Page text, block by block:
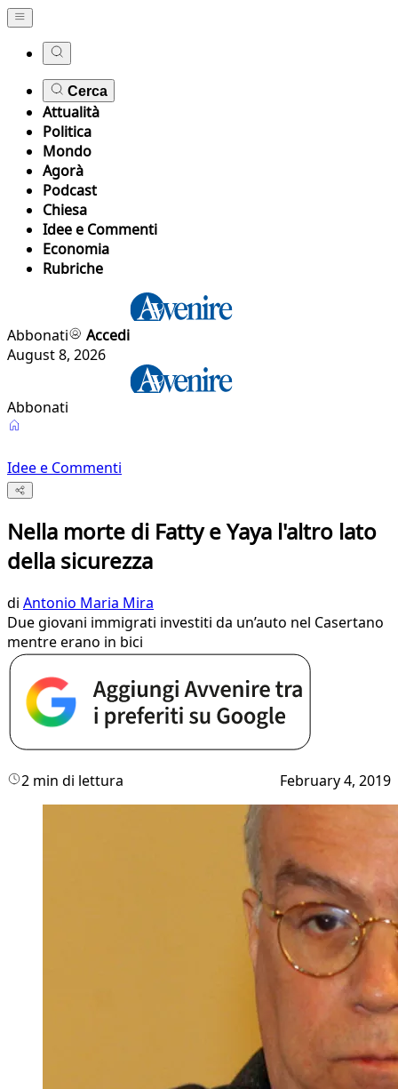
Cerca
Attualità
Politica
Mondo
Agorà
Podcast
Chiesa
Idee e Commenti
Economia
Rubriche
Abbonati
Accedi
August 8, 2026
Abbonati
Idee e Commenti
Nella morte di Fatty e Yaya l'altro lato
della sicurezza
di Antonio Maria Mira
Due giovani immigrati investiti da un’auto nel Casertano
mentre erano in bici
2 min di lettura February 4, 2019